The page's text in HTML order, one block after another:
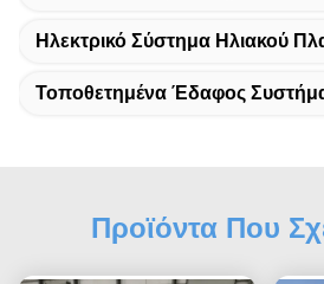
Ηλεκτρικό Σύστημα Ηλιακού
Τοποθετημένα Έδαφος
Προϊόντα Που